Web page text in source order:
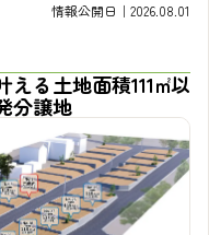
情報公開日｜2026.08.01
る土地面積111㎡以
分譲地